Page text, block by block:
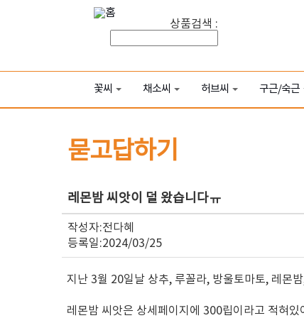
상품검색 :
꽃씨 채소씨 허브씨 구근/숙근
묻고답하기
레몬밤 씨앗이 덜 왔습니다ㅠ
작성자:전다혜
등록일:2024/03/25
지난 3월 20일날 상추, 루꼴라, 방울토마토, 레몬
레몬밤 씨앗은 상세페이지에 300립이라고 적혀있